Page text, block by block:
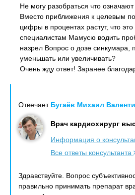
Не могу разобраться что означают
Вместо приближения к целевым
цифры в процентах растут, что
специалистам Мамусю водить
назрел Вопрос о дозе синкумара,
уменьшать или увеличивать?
Очень жду ответ! Заранее
Отвечает Бугаёв Михаил
Врач кардиохирург
Информация о
Все ответы консультанта
Здравствуйте. Вопрос
правильно принимать препарат